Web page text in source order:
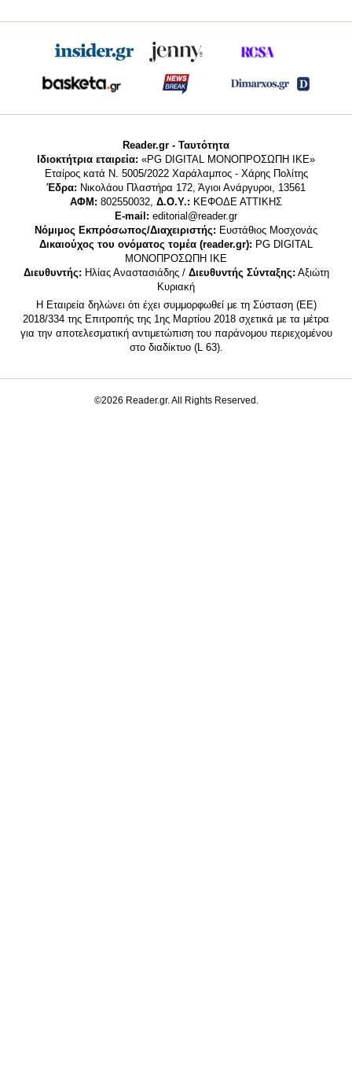
Reader.gr - Ταυτότητα
Ιδιοκτήτρια εταιρεία: «PG DIGITAL MONΟΠΡΟΣΩΠΗ ΙΚΕ»
Εταίρος κατά Ν. 5005/2022 Χαράλαμπος - Χάρης Πολίτης
Έδρα: Νικολάου Πλαστήρα 172, Άγιοι Ανάργυροι, 13561
ΑΦΜ: 802550032, Δ.Ο.Υ.: ΚΕΦΟΔΕ ΑΤΤΙΚΗΣ
E-mail: editorial@reader.gr
Νόμιμος Εκπρόσωπος/Διαχειριστής: Ευστάθιος Μοσχονάς
Δικαιούχος του ονόματος τομέα (reader.gr): PG DIGITAL
MONΟΠΡΟΣΩΠΗ ΙΚΕ
Διευθυντής: Ηλίας Αναστασιάδης / Διευθυντής Σύνταξης: Αξιώτη
Κυριακή
Η Εταιρεία δηλώνει ότι έχει συμμορφωθεί με τη Σύσταση (ΕΕ)
2018/334 της Επιτροπής της 1ης Μαρτίου 2018 σχετικά με τα μέτρα
για την αποτελεσματική αντιμετώπιση του παράνομου περιεχομένου
στο διαδίκτυο (L 63).
©2026 Reader.gr. All Rights Reserved.